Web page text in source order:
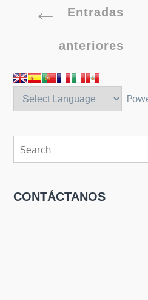
Navegación
entradas
Entradas
anteriores
for:
CONTÁCTANOS